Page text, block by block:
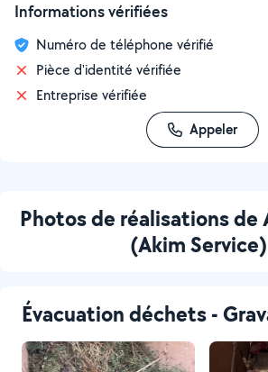
Informations vérifiées
Numéro de téléphone vérifié
Pièce d'identité vérifiée
Entreprise vérifiée
Appeler
Photos de réalisations de
(Akim Service)
Évacuation déchets -